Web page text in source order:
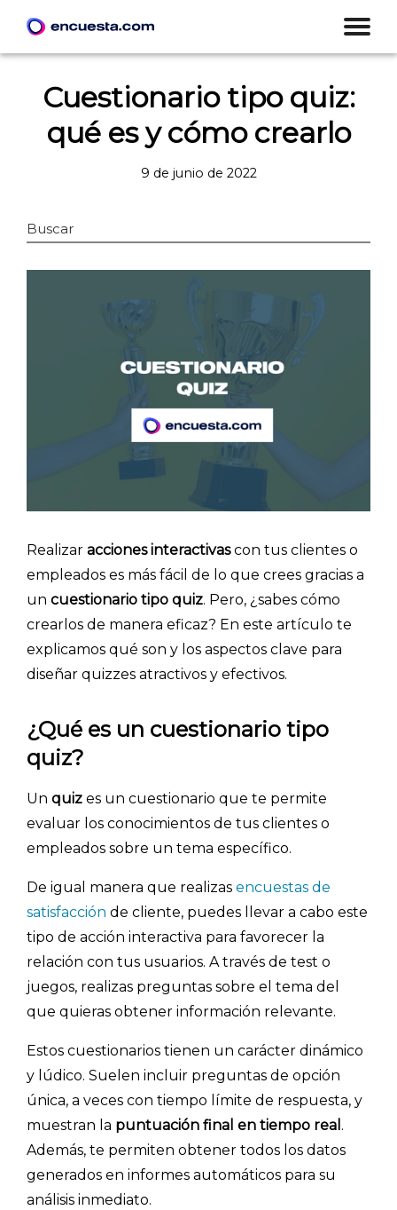
Cuestionario tipo quiz:
qué es y cómo crearlo
9 de junio de 2022
Buscar
Realizar acciones interactivascon tus clientes o
empleados es más fácil de lo que crees gracias a
un cuestionario tipo quiz. Pero, ¿sabes cómo
crearlos de manera eficaz? En este artículo te
explicamos qué son y los aspectos clave para
diseñar quizzes atractivos y efectivos.
¿Qué es un cuestionario tipo
quiz?
Un quiz es un cuestionario que te permite
evaluar los conocimientos de tus clientes o
empleados sobre un tema específico.
De igual manera que realizas encuestas de
satisfacción de cliente, puedes llevar a cabo este
tipo de acción interactiva para favorecer la
relación con tus usuarios. A través de test o
juegos, realizas preguntas sobre el tema del
que quieras obtener información relevante.
Estos cuestionarios tienen un carácter dinámico
y lúdico. Suelen incluir preguntas de opción
única, a veces con tiempo límite de respuesta, y
muestran la puntuación final en tiempo real .
Además, te permiten obtener todos los datos
generados en informes automáticos para su
análisis inmediato.